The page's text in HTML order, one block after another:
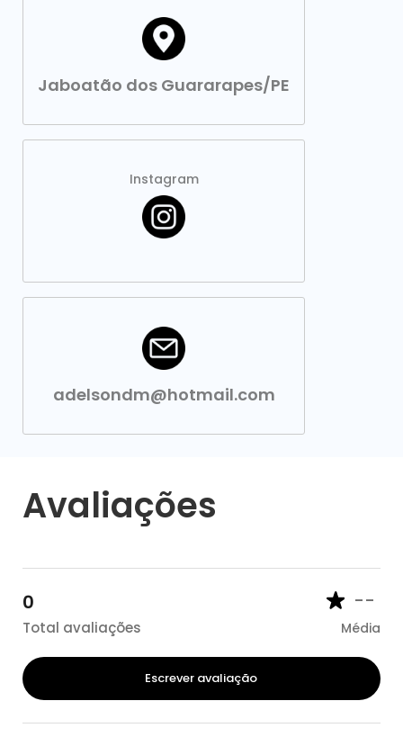
Jaboatão dos Guararapes/PE
Instagram
adelsondm@hotmail.com
Avaliações
0
Total avaliações
--
Média
Escrever avaliação